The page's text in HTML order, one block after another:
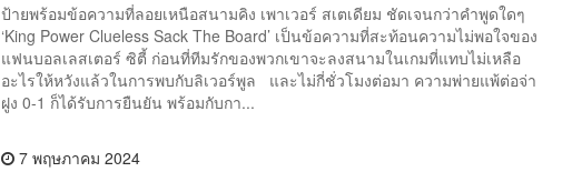
ป้ายพร้อมข้อความที่ลอยเหนือสนามคิง เพาเวอร์ สเตเดียม ชัดเจนกว่าคำพูดใดๆ
‘King Power Clueless Sack The Board’ เป็นข้อความที่สะท้อนความไม่พอใจของ
แฟนบอลเลสเตอร์ ซิตี้ ก่อนที่ทีมรักของพวกเขาจะลงสนามในเกมที่แทบไม่เหลือ
อะไรให้หวังแล้วในการพบกับลิเวอร์พูล และไม่กี่ชั่วโมงต่อมา ความพ่ายแพ้ต่อจ่า
ฝูง 0-1 ก็ได้รับการยืนยัน พร้อมกับกา...
7 พฤษภาคม 2024